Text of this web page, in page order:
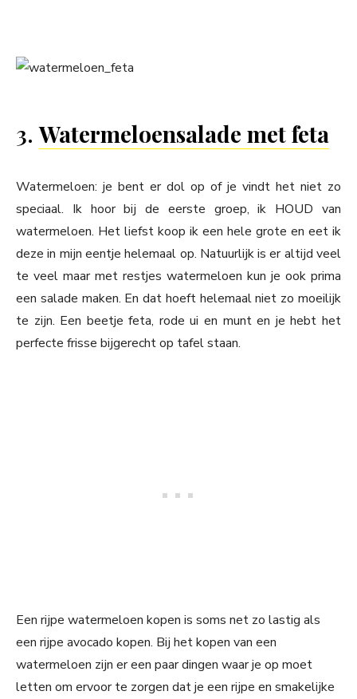
3.Watermeloensalade met feta
Watermeloen: je bent er dol op of je vindt het niet zo
speciaal. Ik hoor bij de eerste groep, ik HOUD van
watermeloen. Het liefst koop ik een hele grote en eet ik
deze in mijn eentje helemaal op. Natuurlijk is er altijd veel
te veel maar met restjes watermeloen kun je ook prima
een salade maken. En dat hoeft helemaal niet zo moeilijk
te zijn. Een beetje feta, rode ui en munt en je hebt het
perfecte frisse bijgerecht op tafel staan.
Een rijpe watermeloen kopen is soms net zo lastig als
een rijpe avocado kopen. Bij het kopen van een
watermeloen zijn er een paar dingen waar je op moet
letten om ervoor te zorgen dat je een rijpe en smakelijke